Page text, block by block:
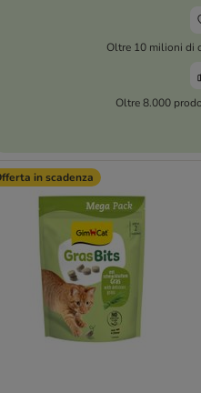
Oltre 10 milioni di
Oltre 8.000
in scadenza